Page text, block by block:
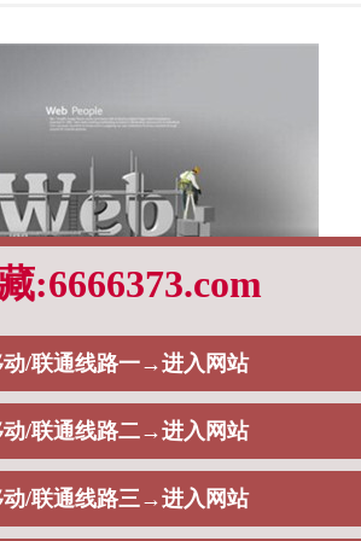
自己的相关产品和服务，而在实际运营的过中，
的时候我们真的很难给出统一的标准答案，这